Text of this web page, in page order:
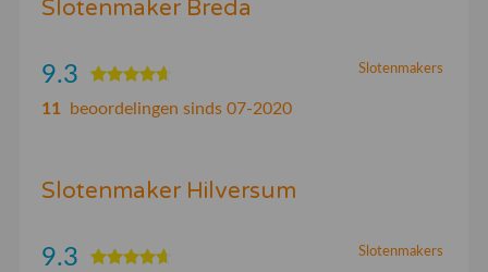
Slotenmaker Breda
Slotenmakers
9.3
11 beoordelingen sinds 07-2020
Slotenmaker Hilversum
Slotenmakers
9.3